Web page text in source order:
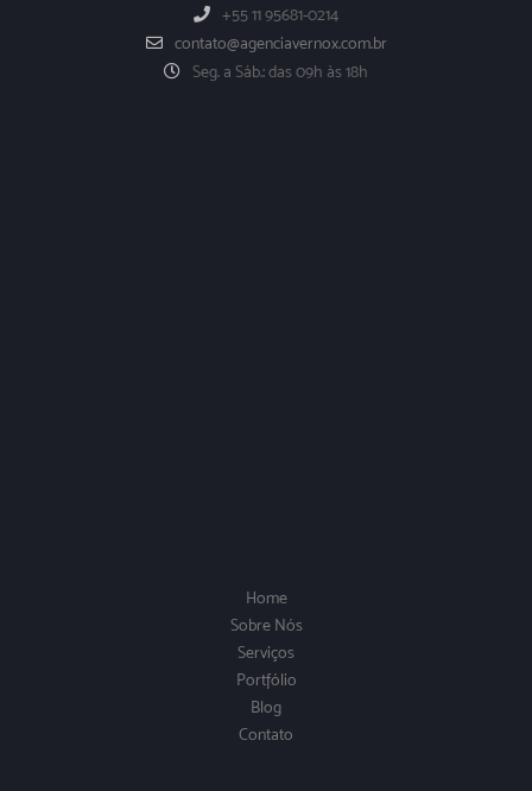
+55 11 95681-0214
contato@agenciavernox.com.br
Seg. a Sáb.: das 09h às 18h
Home
Sobre Nós
Serviços
Portfólio
Blog
Contato